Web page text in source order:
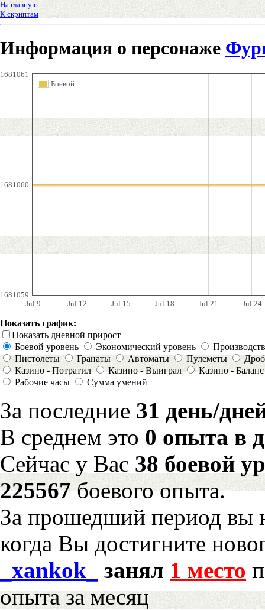
На главную
К скриптам
Информация о персонаже
Jul 9 Jul 12 Jul 15 Jul 18 Jul 21 Jul 24
1681059
1681060
1681061
Боевой
Показать график:
Показать дневной прирост
Боевой уровень
Экономический уровень
Пистолеты
Гранаты Автоматы Пулеметы
Казино - Потратил
Казино - Выиграл
Казино - Баланс
Рабочие часы
Сумма умений
За последние 31 день/
В среднем это 0 опыта в
Сейчас у Вас 38 боевой
225567боевого опыта.
За прошедший период вы
когда Вы достигните
_xankok_
занял 1 место
опыта за месяц